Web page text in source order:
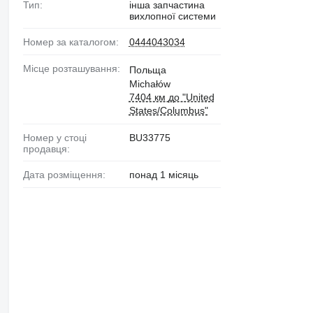
Тип:
інша запчастина
вихлопної системи
Номер за каталогом: 0444043034
Місце розташування:
Польща
Michałów
7404 км до "United
States/Columbus"
Номер у стоці
продавця:
BU33775
Дата розміщення: понад 1 місяць